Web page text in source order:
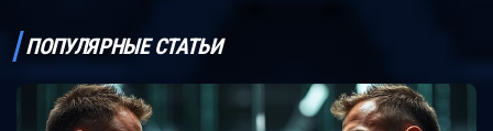
ПОПУЛЯРНЫЕ СТАТЬИ